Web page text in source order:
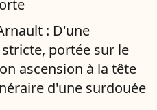
: D'une
portée sur le
ascension à la tête
d'une surdouée